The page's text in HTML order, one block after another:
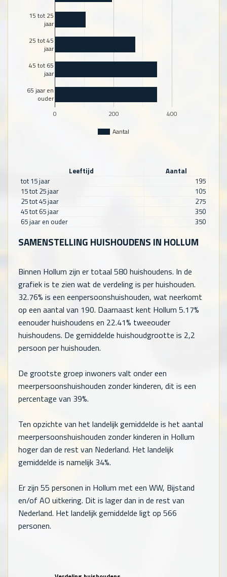
Aantal
0 200 400
15 tot 25
jaar
25 tot 45
jaar
45 tot 65
jaar
65 jaar en
ouder
Leeftijd
Aantal
tot 15 jaar
195
15 tot 25 jaar
105
25 tot 45 jaar
275
45 tot 65 jaar
350
65 jaar en ouder
350
SAMENSTELLING HUISHOUDENS IN HOLLUM
Binnen Hollum zijn er totaal 580 huishoudens. In de
grafiek is te zien wat de verdeling is per huishouden.
32.76% is een eenpersoonshuishouden, wat neerkomt
op een aantal van 190. Daarnaast kent Hollum 5.17%
eenouder huishoudens en 22.41% tweeouder
huishoudens. De gemiddelde huishoudgrootte is 2,2
persoon per huishouden.
De grootste groep inwoners valt onder een
meerpersoonshuishouden zonder kinderen, dit is een
percentage van 39%.
Ten opzichte van het landelijk gemiddelde is het aantal
meerpersoonshuishouden zonder kinderen in Hollum
hoger dan de rest van Nederland. Het landelijk
gemiddelde is namelijk 34%.
Er zijn 55 personen in Hollum met een WW, Bijstand
en/of AO uitkering. Dit is lager dan in de rest van
Nederland. Het landelijk gemiddelde ligt op 566
personen.